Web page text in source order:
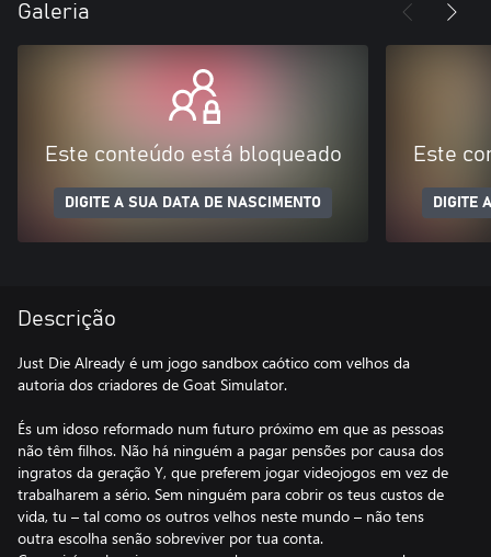
Galeria
Este conteúdo está bloqueado
DIGITE A SUA DATA DE NASCIMENTO
Este
DIGITE
Descrição
Just Die Already é um jogo sandbox caótico com velhos da
autoria dos criadores de Goat Simulator.
És um idoso reformado num futuro próximo em que as pessoas
não têm filhos. Não há ninguém a pagar pensões por causa dos
ingratos da geração Y, que preferem jogar videojogos em vez de
trabalharem a sério. Sem ninguém para cobrir os teus custos de
vida, tu – tal como os outros velhos neste mundo – não tens
outra escolha senão sobreviver por tua conta.